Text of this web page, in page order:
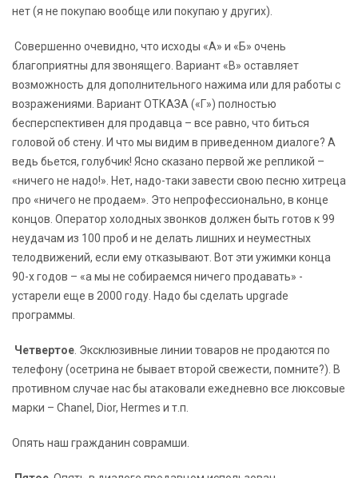
нет (я не покупаю вообще или покупаю у других).
Совершенно очевидно, что исходы «А» и «Б» очень
благоприятны для звонящего. Вариант «В» оставляет
возможность для дополнительного нажима или для работы с
возражениями. Вариант ОТКАЗА («Г») полностью
бесперспективен для продавца – все равно, что биться
головой об стену. И что мы видим в приведенном диалоге? А
ведь бьется, голубчик! Ясно сказано первой же репликой –
«ничего не надо!». Нет, надо-таки завести свою песню хитреца
про «ничего не продаем». Это непрофессионально, в конце
концов. Оператор холодных звонков должен быть готов к 99
неудачам из 100 проб и не делать лишних и неуместных
телодвижений, если ему отказывают. Вот эти ужимки конца
90-х годов – «а мы не собираемся ничего продавать» -
устарели еще в 2000 году. Надо бы сделать upgrade
программы.
Четвертое. Эксклюзивные линии товаров не продаются по
телефону (осетрина не бывает второй свежести, помните?). В
противном случае нас бы атаковали ежедневно все люксовые
марки – Chanel, Dior, Hermes и т.п.
Опять наш гражданин соврамши.